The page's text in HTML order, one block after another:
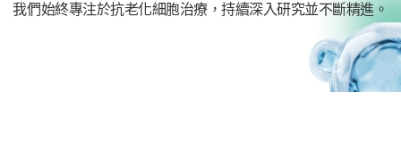
我們始終專注於抗老化細胞治療，持續深入研究並不斷精進。